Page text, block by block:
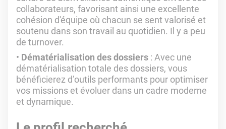
collaborateurs, favorisant ainsi une excellente
cohésion d'équipe où chacun se sent valorisé et
soutenu dans son travail au quotidien. Il y a peu
de turnover.
Dématérialisation des dossiers : Avec une
dématérialisation totale des dossiers, vous
bénéficierez d’outils performants pour optimiser
vos missions et évoluer dans un cadre moderne
et dynamique.